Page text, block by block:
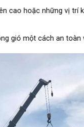
cao hoặc những vị trí
gió một cách an toàn